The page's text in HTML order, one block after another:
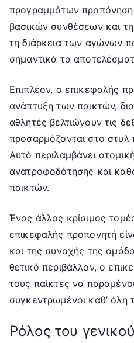
προγραμμάτων
βασικών συνθέσεων και
τη διάρκεια των αγώνων
σημαντικά τα
Επιπλέον, ο επικεφαλής
ανάπτυξη των παικτών,
αθλητές βελτιώνουν τις
προσαρμόζονται στο στυλ
Αυτό περιλαμβάνει
ανατροφοδότησης και
παικτών.
Ένας άλλος κρίσιμος
επικεφαλής προπονητή
και της συνοχής της
θετικό περιβάλλον, ο
τους παίκτες να
συγκεντρωμένοι καθ’ όλη
Ρόλος του